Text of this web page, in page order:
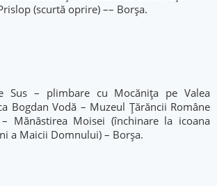
(scurtă oprire) –– Borșa.
Sus – plimbare cu Mocănița pe Valea
Bogdan Vodă – Muzeul Țărăncii Române
Mănăstirea Moisei (închinare la icoana
a Maicii Domnului) – Borșa.